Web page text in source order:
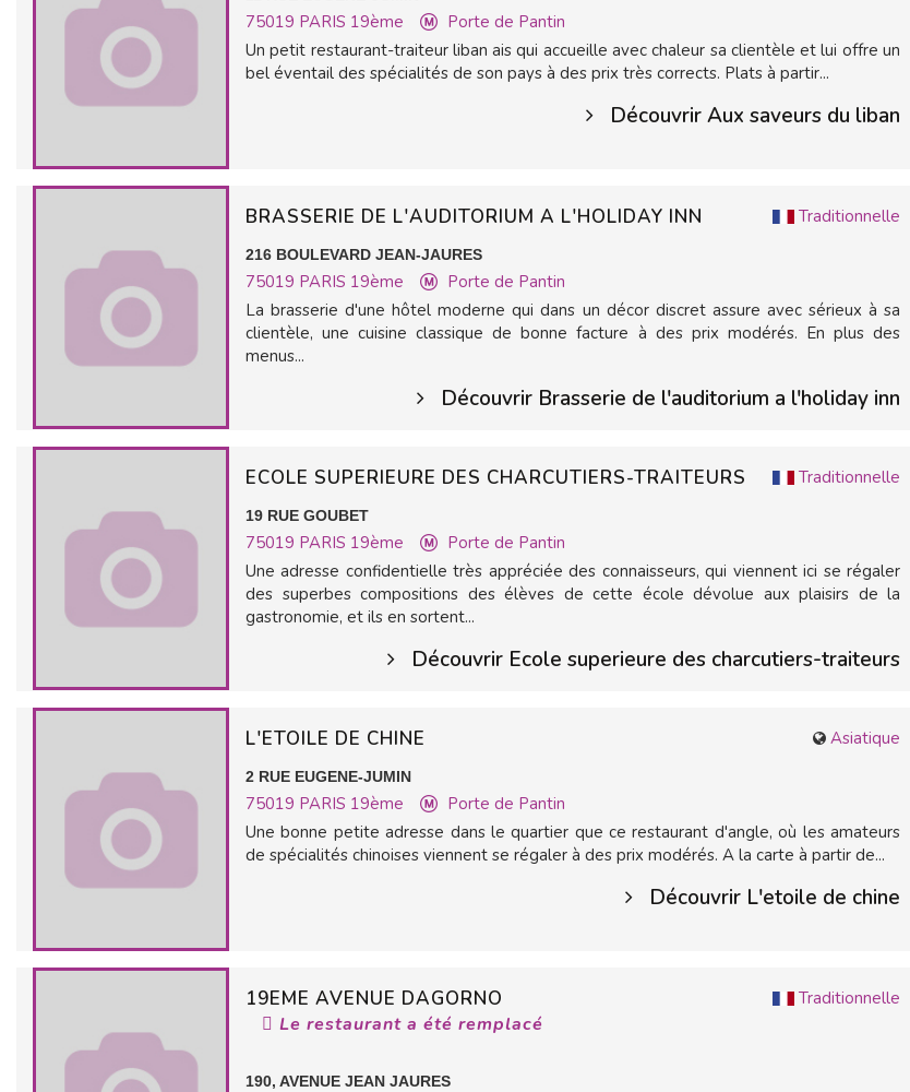
75019 PARIS 19ème
Porte de Pantin
Un petit restaurant-traiteur liban ais qui accueille avec chaleur sa clientèle et lui offre un
bel éventail des spécialités de son pays à des prix très corrects. Plats à partir...
Découvrir Aux saveurs du liban
Traditionnelle
BRASSERIE DE L'AUDITORIUM A L'HOLIDAY INN
216 BOULEVARD JEAN-JAURES
75019 PARIS 19ème
Porte de Pantin
La brasserie d'une hôtel moderne qui dans un décor discret assure avec sérieux à sa
clientèle, une cuisine classique de bonne facture à des prix modérés. En plus des
menus...
Découvrir Brasserie de l'auditorium a l'holiday inn
Traditionnelle
ECOLE SUPERIEURE DES CHARCUTIERS-TRAITEURS
19 RUE GOUBET
75019 PARIS 19ème
Porte de Pantin
Une adresse confidentielle très appréciée des connaisseurs, qui viennent ici se régaler
des superbes compositions des élèves de cette école dévolue aux plaisirs de la
gastronomie, et ils en sortent...
Découvrir Ecole superieure des charcutiers-traiteurs
Asiatique
L'ETOILE DE CHINE
2 RUE EUGENE-JUMIN
75019 PARIS 19ème
Porte de Pantin
Une bonne petite adresse dans le quartier que ce restaurant d'angle, où les amateurs
de spécialités chinoises viennent se régaler à des prix modérés. A la carte à partir de...
Découvrir L'etoile de chine
Traditionnelle
19EME AVENUE DAGORNO
Le restaurant a été remplacé
190, AVENUE JEAN JAURES